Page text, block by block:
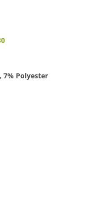
7% Polyester